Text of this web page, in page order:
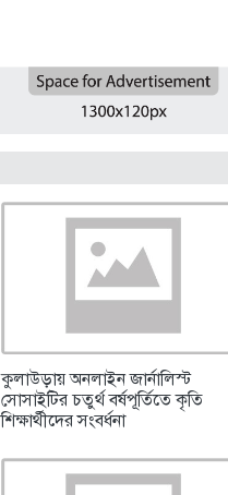
কুলাউড়ায় অনলাইন জার্নালিস্ট
সোসাইটির চতুর্থ বর্ষপূর্তিতে কৃতি
শিক্ষার্থীদের সংবর্ধনা